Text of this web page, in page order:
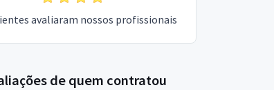
avaliaram nossos profissionais
de quem contratou